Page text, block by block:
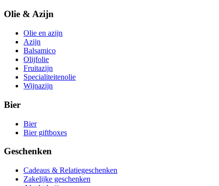
Olie & Azijn
Olie en azijn
Azijn
Balsamico
Olijfolie
Fruitazijn
Specialiteitenolie
Wijnazijn
Bier
Bier
Bier giftboxes
Geschenken
Cadeaus & Relatiegeschenken
Zakelijke geschenken